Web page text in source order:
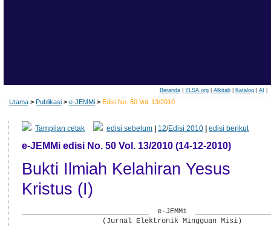
Beranda| YLSA.org| Alkitab| Katalog| AI
Utama > Publikasi > e-JEMMi > Edisi No. 50 Vol. 13/2010
Tampilan cetak edisi sebelum 12/Edisi 2010 |edisi berikut
e-JEMMi edisi No. 50 Vol. 13/2010 (14-12-2010)
Bukti Ilmiah Kelahiran Yesus
Kristus (I)
______________________________  e-JEMMi
                   (Jurnal Elektronik Mingguan Misi)